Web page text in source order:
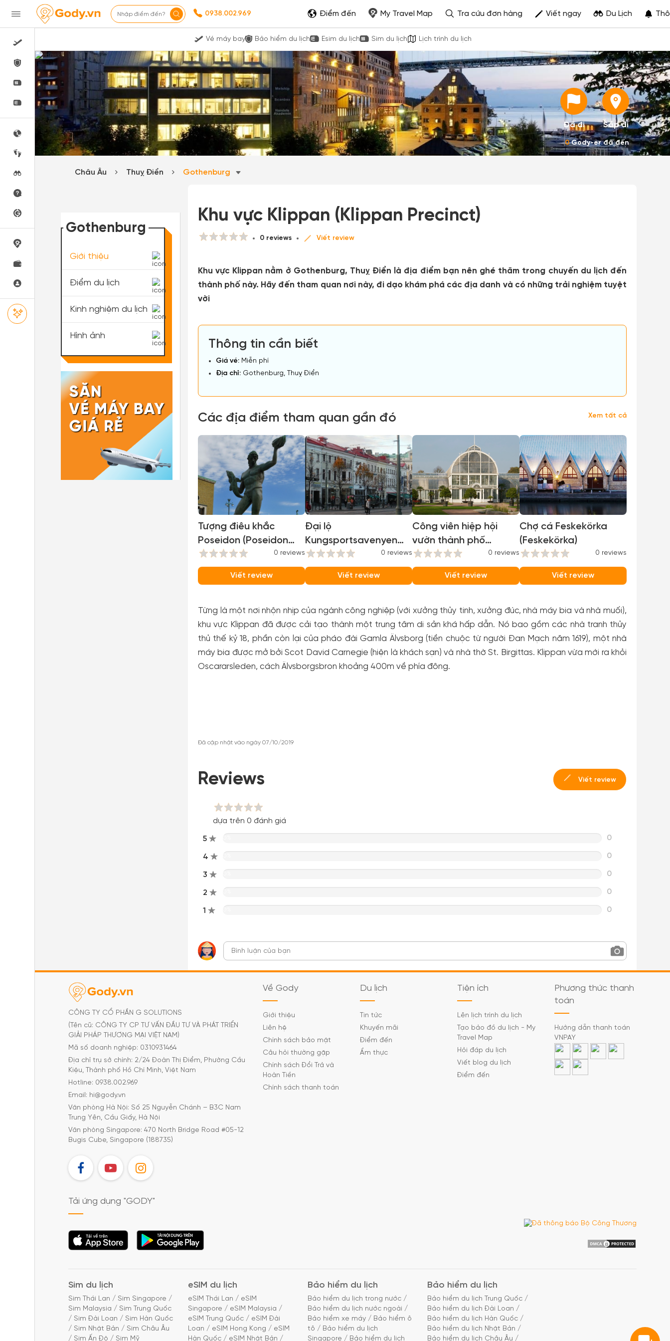
Nhập điểm đến? 0938.002.969 Điểm đến My Travel Map Tra cứu đơn hàng Viết ngay Du Lịch
Vé máy bay Bảo hiểm du lịch Esim du lịch Sim du lịch Lịch trình du lịch
Đã đi Sắp đi
0Gody-er đã đến
Châu Âu Thuỵ Điển Gothenburg
Khu vực Klippan (Klippan Precinct)
0 reviews Viết review
Khu vực Klippan nằm ở Gothenburg, Thuỵ Điển là địa điểm bạn nên ghé thăm trong chuyến du lịch đến
thành phố này. Hãy đến tham quan nơi này, đi dạo khám phá các địa danh và có những trải nghiệm tuyệt
vời
Thông tin cần biết
Giá vé: Miễn phí
Địa chỉ: Gothenburg, Thuỵ Điển
Các địa điểm tham quan gần đó Xem tất cả
Tượng điêu khắc
Poseidon (Poseidon
Sculpture)
0 reviews
Viết review
Đại lộ
Kungsportsavenyen
(Kungsportsavenyen)
0 reviews
Viết review
Công viên hiệp hội
vườn thành phố
Gothenburg (Garden
Society of
Gothenburg)
0 reviews
Viết review
Chợ cá Feskekörka
(Feskekörka)
0 reviews
Viết review
Từng là một nơi nhộn nhịp của ngành công nghiệp (với xưởng thủy tinh, xưởng đúc, nhà máy bia và nhà muối),
khu vực Klippan đã được cải tạo thành một trung tâm di sản khá hấp dẫn. Nó bao gồm các nhà tranh thủy
thủ thế kỷ 18, phần còn lại của pháo đài Gamla Älvsborg (tiền chuộc từ người Đan Mạch năm 1619), một nhà
máy bia được mở bởi Scot David Carnegie (hiện là khách sạn) và nhà thờ St. Birgittas. Klippan vừa mới ra khỏi
Oscararsleden, cách Älvsborgsbron khoảng 400m về phía đông.
Đã cập nhật vào ngày 07/10/2019
Reviews Viết review
dựa trên 0 đánh giá
5 0
4 0
3 0
2 0
1 0
Gothenburg
Giới thiệu
Điểm du lịch
Kinh nghiệm du lịch
Hình ảnh
CÔNG TY CỔ PHẦN G SOLUTIONS
(Tên cũ: CÔNG TY CP TƯ VẤN ĐẦU TƯ VÀ PHÁT TRIỂN
GIẢI PHÁP THƯƠNG MẠI VIỆT NAM)
Mã số doanh nghiệp: 0310931464
Địa chỉ trụ sở chính: 2/24 Đoàn Thị Điểm, Phường Cầu
Kiệu, Thành phố Hồ Chí Minh, Việt Nam
Hotline: 0938.002.969
Email: hi@gody.vn
Văn phòng Hà Nội: Số 25 Nguyễn Chánh – B3C Nam
Trung Yên, Cầu Giấy, Hà Nội
Văn phòng Singapore: 470 North Bridge Road #05-12
Bugis Cube, Singapore (188735)
FB YT IG
Về Gody
Giới thiệu
Liên hệ
Chính sách bảo mật
Câu hỏi thường gặp
Chính sách Đổi Trả và
Hoàn Tiền
Chính sách thanh toán
Du lịch
Tin tức
Khuyến mãi
Điểm đến
Ẩm thực
Tiện ích
Lên lịch trình du lịch
Tạo bảo đồ du lịch - My
Travel Map
Hỏi đáp du lịch
Viết blog du lịch
Điểm đến
Phương thức thanh
toán
Hướng dẫn thanh toán
VNPAY
Tải ứng dụng "GODY"
Tải ứng dụng Tải ứng dụng
Sim du lịch
Sim Thái Lan / Sim Singapore /
Sim Malaysia / Sim Trung Quốc
/ Sim Đài Loan / Sim Hàn Quốc
/ Sim Nhật Bản / Sim Châu Âu
/ Sim Ấn Độ / Sim Mỹ
eSIM du lịch
eSIM Thái Lan / eSIM
Singapore / eSIM Malaysia /
eSIM Trung Quốc / eSIM Đài
Loan / eSIM Hong Kong / eSIM
Hàn Quốc / eSIM Nhật Bản /
Bảo hiểm du lịch
Bảo hiểm du lịch trong nước /
Bảo hiểm du lịch nước ngoài /
Bảo hiểm xe máy / Bảo hiểm ô
tô / Bảo hiểm du lịch
Singapore / Bảo hiểm du lịch
Bảo hiểm du lịch
Bảo hiểm du lịch Trung Quốc /
Bảo hiểm du lịch Đài Loan /
Bảo hiểm du lịch Hàn Quốc /
Bảo hiểm du lịch Nhật Bản /
Bảo hiểm du lịch Châu Âu /